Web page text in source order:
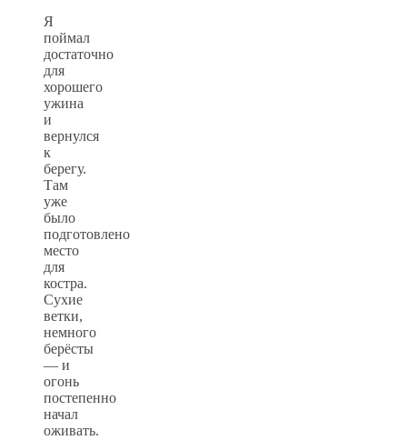
Я
поймал
достаточно
для
хорошего
ужина
и
вернулся
к
берегу.
Там
уже
было
подготовлено
место
для
костра.
Сухие
ветки,
немного
берёсты
— и
огонь
постепенно
начал
оживать.